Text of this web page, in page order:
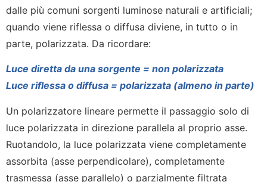
dalle più comuni sorgenti luminose naturali e artificiali;
quando viene riflessa o diffusa diviene, in tutto o in
parte, polarizzata. Da ricordare:
Luce diretta da una sorgente = non polarizzata
Luce riflessa o diffusa = polarizzata (almeno in parte)
Un polarizzatore lineare permette il passaggio solo di
luce polarizzata in direzione parallela al proprio asse.
Ruotandolo, la luce polarizzata viene completamente
assorbita (asse perpendicolare), completamente
trasmessa (asse parallelo) o parzialmente filtrata